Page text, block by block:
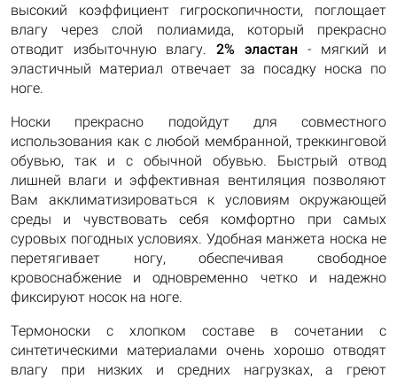
высокий коэффициент гигроскопичности, поглощает
влагу через слой полиамида, который прекрасно
отводит избыточную влагу.2% эластан- мягкий и
эластичный материал отвечает за посадку носка по
ноге.
Носки прекрасно подойдут для совместного
использования как с любой мембранной, треккинговой
обувью, так и с обычной обувью. Быстрый отвод
лишней влаги и эффективная вентиляция позволяют
Вам акклиматизироваться к условиям окружающей
среды и чувствовать себя комфортно при самых
суровых погодных условиях. Удобная манжета носка не
перетягивает ногу, обеспечивая свободное
кровоснабжение и одновременно четко и надежно
фиксируют носок на ноге.
Термоноски с хлопком составе в сочетании с
синтетическими материалами очень хорошо отводят
влагу при низких и средних нагрузках, а греют